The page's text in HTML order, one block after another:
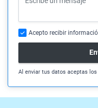
Acepto recibir
Al enviar tus datos aceptas los